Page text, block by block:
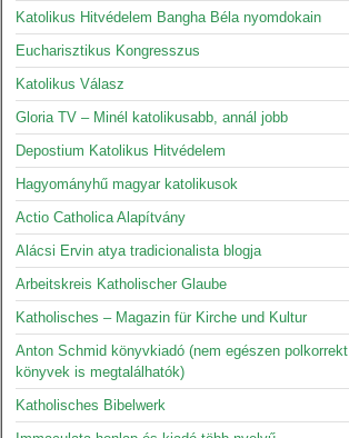
Katolikus Hitvédelem Bangha Béla nyomdokain
Eucharisztikus Kongresszus
Katolikus Válasz
Gloria TV – Minél katolikusabb, annál jobb
Depostium Katolikus Hitvédelem
Hagyományhű magyar katolikusok
Actio Catholica Alapítvány
Alácsi Ervin atya tradicionalista blogja
Arbeitskreis Katholischer Glaube
Katholisches – Magazin für Kirche und Kultur
Anton Schmid könyvkiadó (nem egészen polkorrekt
könyvek is megtalálhatók)
Katholisches Bibelwerk